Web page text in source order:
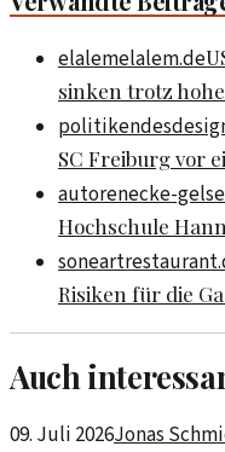
elalemelalem.de
sinken trotz
SC Freiburg vor
autorenecke-
Hochschule
Risiken für die
Auch
09. Juli 2026Jonas